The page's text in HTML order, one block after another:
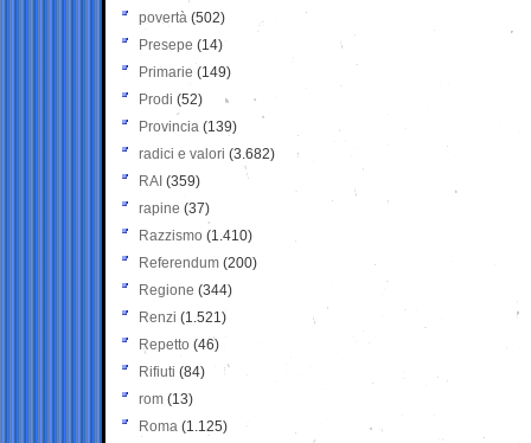
povertà (502)
Presepe (14)
Primarie (149)
Prodi (52)
Provincia (139)
radici e valori (3.682)
RAI (359)
rapine (37)
Razzismo (1.410)
Referendum (200)
Regione (344)
Renzi (1.521)
Repetto (46)
Rifiuti (84)
rom (13)
Roma (1.125)